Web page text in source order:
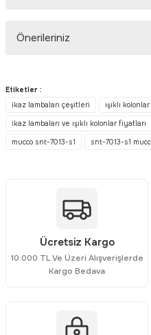
Önerileriniz
konularda yetersiz gördüğünüz
tarafımıza iletebilirsiniz.
Ürün fiyatı diğer sitelerden
Etiketler :
ikaz lambaları çeşitleri
ışıklı kolonlar
ikaz lambaları ve ışıklı kolonlar fiyatları
mucco snt-7013-s1 snt-7013-s1
Ücretsiz Kargo
10.000 TL Ve Üzeri Alışverişlerde
Kargo Bedava